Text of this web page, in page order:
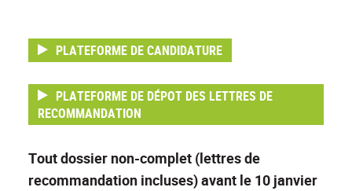
PLATEFORME DE CANDIDATURE
PLATEFORME DE DÉPOT DES LETTRES DE
RECOMMANDATION
Tout dossier non-complet (lettres de
recommandation incluses) avant le 10 janvier